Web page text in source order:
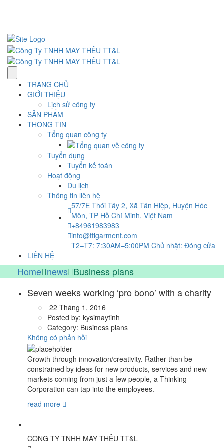
TRANG CHỦ
GIỚI THIỆU
Lịch sử công ty
SẢN PHẨM
THÔNG TIN
Tổng quan công ty
Tuyển dụng
Tuyển kế toán
Hoạt động
Du lịch
Thông tin liên hệ
57/7E Thới Tây 2, Xã Tân Hiệp, Huyện Hóc
Môn, TP Hồ Chí Minh, Việt Nam
+84961983983
info@ttlgarment.com
T2–T7: 7:30AM–5:00PM Chủ nhật: Đóng cửa
LIÊN HỆ
Home news Business plans
Seven weeks working ‘pro bono’ with a charity
22 Tháng 1, 2016
Posted by: kysimaytinh
Category: Business plans
Không có phản hồi
Growth through innovation/creativity. Rather than be
constrained by ideas for new products, services and new
markets coming from just a few people, a Thinking
Corporation can tap into the employees.
read more
CÔNG TY TNHH MAY THÊU TT&L